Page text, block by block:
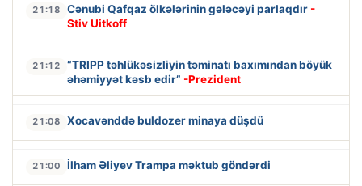
21:18 Cənubi Qafqaz ölkələrinin gələcəyi parlaqdır -
Stiv Uitkoff
21:12
“TRIPP təhlükəsizliyin təminatı baxımından böyük
əhəmiyyət kəsb edir” -Prezident
21:08 Xocavənddə buldozer minaya düşdü
21:00 İlham Əliyev Trampa məktub göndərdi